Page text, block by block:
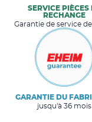
SERVICE PIÈCES
RECHANGE
Garantie de service de
GARANTIE DU
jusqu'à 36 mois